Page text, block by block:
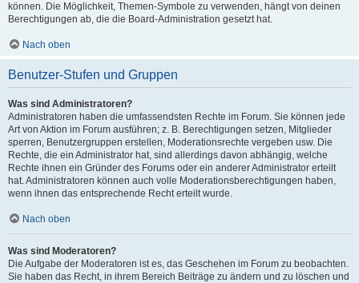
können. Die Möglichkeit, Themen-Symbole zu verwenden, hängt von deinen
Berechtigungen ab, die die Board-Administration gesetzt hat.
Nach oben
Benutzer-Stufen und Gruppen
Was sind Administratoren?
Administratoren haben die umfassendsten Rechte im Forum. Sie können jede
Art von Aktion im Forum ausführen; z. B. Berechtigungen setzen, Mitglieder
sperren, Benutzergruppen erstellen, Moderationsrechte vergeben usw. Die
Rechte, die ein Administrator hat, sind allerdings davon abhängig, welche
Rechte ihnen ein Gründer des Forums oder ein anderer Administrator erteilt
hat. Administratoren können auch volle Moderationsberechtigungen haben,
wenn ihnen das entsprechende Recht erteilt wurde.
Nach oben
Was sind Moderatoren?
Die Aufgabe der Moderatoren ist es, das Geschehen im Forum zu beobachten.
Sie haben das Recht, in ihrem Bereich Beiträge zu ändern und zu löschen und